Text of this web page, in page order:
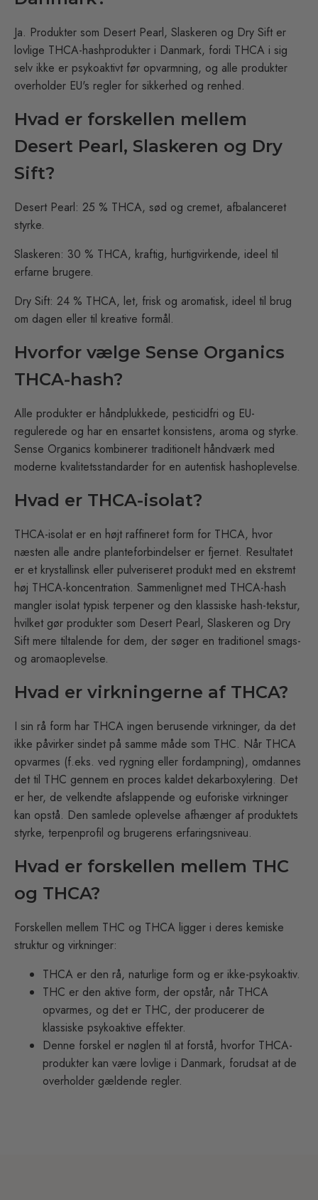
Ja. Produkter som Desert Pearl, Slaskeren og Dry Sift er
lovlige THCA-hashprodukter i Danmark, fordi THCA i sig
selv ikke er psykoaktivt før opvarmning, og alle produkter
overholder EU's regler for sikkerhed og renhed.
Hvad er forskellen mellem
Desert Pearl, Slaskeren og Dry
Sift?
Desert Pearl: 25 % THCA, sød og cremet, afbalanceret
styrke.
Slaskeren: 30 % THCA, kraftig, hurtigvirkende, ideel til
erfarne brugere.
Dry Sift: 24 % THCA, let, frisk og aromatisk, ideel til brug
om dagen eller til kreative formål.
Hvorfor vælge Sense Organics
THCA-hash?
Alle produkter er håndplukkede, pesticidfri og EU-
regulerede og har en ensartet konsistens, aroma og styrke.
Sense Organics kombinerer traditionelt håndværk med
moderne kvalitetsstandarder for en autentisk hashoplevelse.
Hvad er THCA-isolat?
THCA-isolat er en højt raffineret form for THCA, hvor
næsten alle andre planteforbindelser er fjernet. Resultatet
er et krystallinsk eller pulveriseret produkt med en ekstremt
høj THCA-koncentration. Sammenlignet med THCA-hash
mangler isolat typisk terpener og den klassiske hash-tekstur,
hvilket gør produkter som Desert Pearl, Slaskeren og Dry
Sift mere tiltalende for dem, der søger en traditionel smags-
og aromaoplevelse.
Hvad er virkningerne af THCA?
I sin rå form har THCA ingen berusende virkninger, da det
ikke påvirker sindet på samme måde som THC. Når THCA
opvarmes (f.eks. ved rygning eller fordampning), omdannes
det til THC gennem en proces kaldet dekarboxylering. Det
er her, de velkendte afslappende og euforiske virkninger
kan opstå. Den samlede oplevelse afhænger af produktets
styrke, terpenprofil og brugerens erfaringsniveau.
Hvad er forskellen mellem THC
og THCA?
Forskellen mellem THC og THCA ligger i deres kemiske
struktur og virkninger:
THCA er den rå, naturlige form og er ikke-psykoaktiv.
THC er den aktive form, der opstår, når THCA
opvarmes, og det er THC, der producerer de
klassiske psykoaktive effekter.
Denne forskel er nøglen til at forstå, hvorfor THCA-
produkter kan være lovlige i Danmark, forudsat at de
overholder gældende regler.